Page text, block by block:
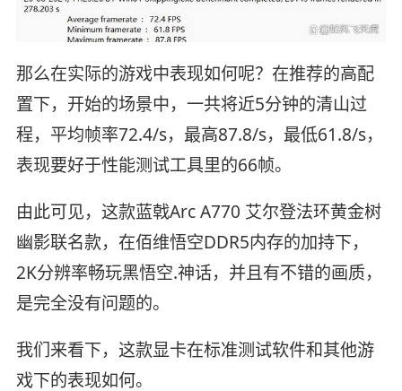
那么在实际的游戏中表现如何呢？在推荐的高配
置下，开始的场景中，一共将近5分钟的清山过
程，平均帧率72.4/s，最高87.8/s，最低61.8/s，
表现要好于性能测试工具里的66帧。
由此可见，这款蓝戟Arc A770 艾尔登法环黄金树
幽影联名款，在佰维悟空DDR5内存的加持下，
2K分辨率畅玩黑悟空.神话，并且有不错的画质，
是完全没有问题的。
我们来看下，这款显卡在标准测试软件和其他游
戏下的表现如何。